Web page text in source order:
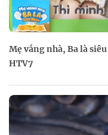
Mẹ vắng nhà, Ba là
HTV7